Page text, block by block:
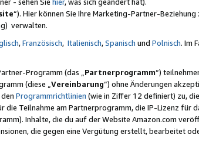
- sehen Sie hier, was sich geändert hat).
“). Hier können Sie Ihre Marketing-Partner-Beziehung
verwalten.
,Französisch, Italienisch,Spanisch und Polnisch. Im
Programm (das „Partnerprogramm“)
(diese „Vereinbarung“) ohne Änderungen
Programmrichtlinien (wie in Ziffer 12 definiert) zu,
die Teilnahme am Partnerprogramm, die IP-Lizenz
Inhalte, die du auf der Website Amazon.com
die gegen eine Vergütung erstellt, bearbeitet